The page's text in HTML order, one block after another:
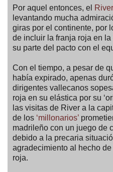
Por aquel entonces, el
levantando mucha
giras por el continente, por
de incluir la franja roja en
su parte del pacto con el
Con el tiempo, a pesar de
había expirado, apenas
dirigentes vallecanos
roja en su elástica por su
las visitas de River a la
de los ‘millonarios’
madrileño con un juego de
debido a la precaria
agradecimiento al hecho
roja.